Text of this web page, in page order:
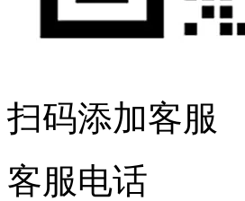
扫码添加客服
客服电话